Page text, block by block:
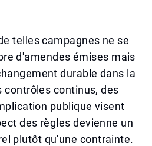
telles campagnes ne se
d'amendes émises mais
durable dans la
contrôles continus, des
publique visent
des règles devienne un
plutôt qu'une contrainte.